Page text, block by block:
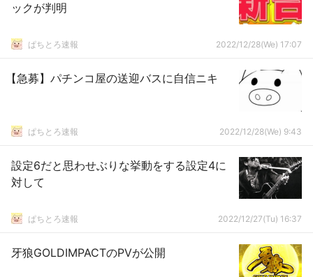
ックが判明
ぱちとろ速報 2022/12/28(We) 17:07
【急募】パチンコ屋の送迎バスに自信ニキ
ぱちとろ速報 2022/12/28(We) 9:43
設定6だと思わせぶりな挙動をする設定4に
対して
ぱちとろ速報 2022/12/27(Tu) 16:37
牙狼GOLDIMPACTのPVが公開